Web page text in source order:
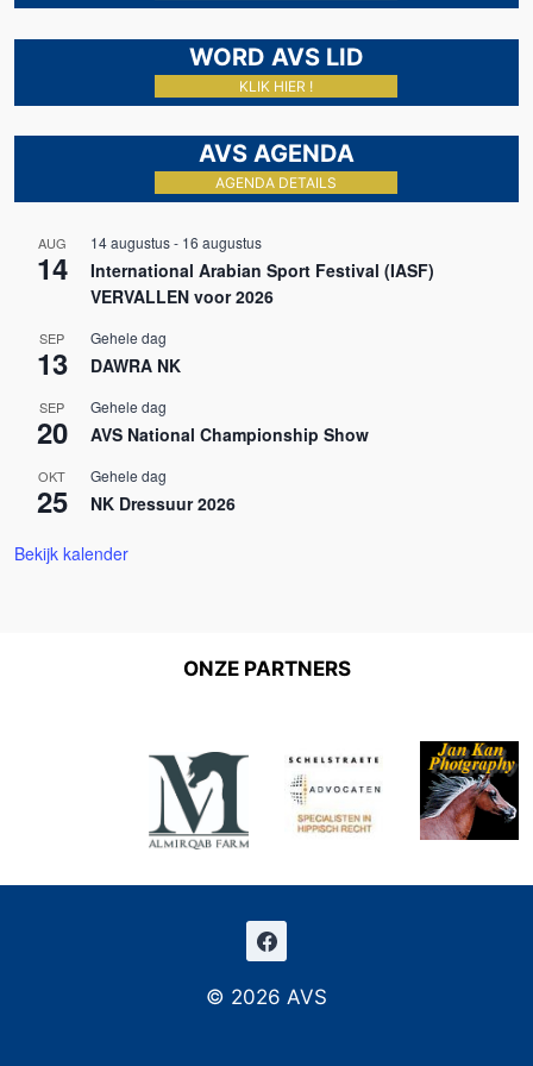
WORD AVS LID
KLIK HIER !
AVS AGENDA
AGENDA DETAILS
AUG
14
14 augustus- 16 augustus
International Arabian Sport Festival (IASF)
VERVALLEN voor 2026
SEP
13
Gehele dag
DAWRA NK
SEP
20
Gehele dag
AVS National Championship Show
OKT
25
Gehele dag
NK Dressuur 2026
Bekijk kalender
ONZE PARTNERS
© 2026 AVS